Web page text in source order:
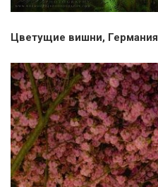
Цветущие вишни, Германия